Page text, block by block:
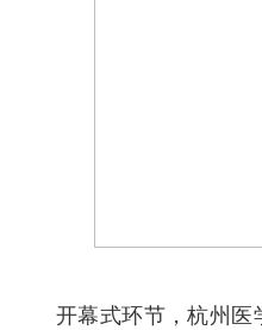
开幕式环节，杭州医